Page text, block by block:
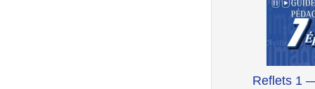
Reflets 1